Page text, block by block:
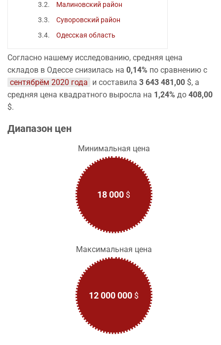
Малиновский район
Суворовский район
Одесская область
Согласно нашему исследованию, средняя цена
складов в Одессе снизилась на 0,14% по сравнению с
сентябрём 2020 года и составила 3 643 481,00 $, а
средняя цена квадратного выросла на 1,24% до 408,00
$.
Диапазон цен
Минимальная цена
18 000 $
Максимальная цена
12 000 000 $